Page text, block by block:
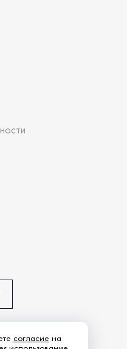
согласие на